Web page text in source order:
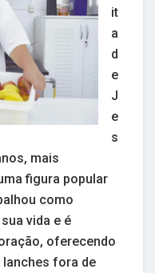
it
a
d
e
J
e
s
mais
figura popular
como
vida e é
oferecendo
lanches fora de